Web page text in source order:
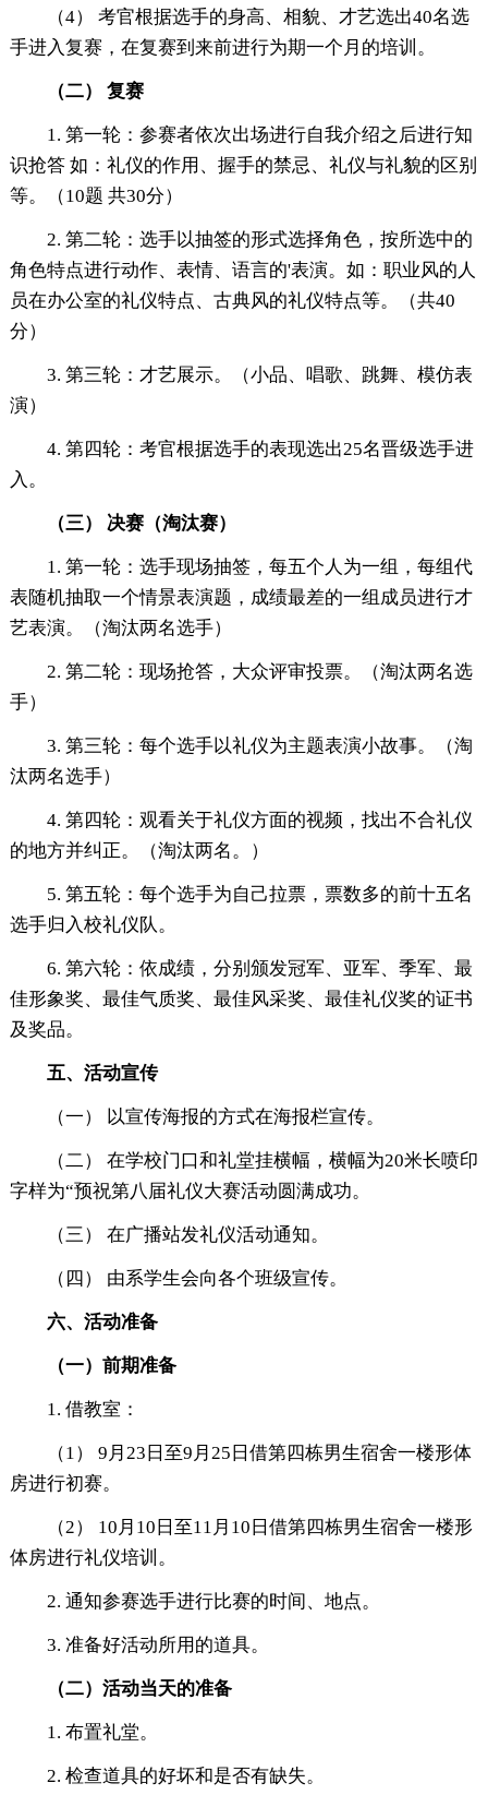
（4） 考官根据选手的身高、相貌、才艺选出40名选
手进入复赛，在复赛到来前进行为期一个月的培训。
（二） 复赛
1. 第一轮：参赛者依次出场进行自我介绍之后进行知
识抢答 如：礼仪的作用、握手的禁忌、礼仪与礼貌的区别
等。（10题 共30分）
2. 第二轮：选手以抽签的形式选择角色，按所选中的
角色特点进行动作、表情、语言的'表演。如：职业风的人
员在办公室的礼仪特点、古典风的礼仪特点等。（共40
分）
3. 第三轮：才艺展示。（小品、唱歌、跳舞、模仿表
演）
4. 第四轮：考官根据选手的表现选出25名晋级选手进
入。
（三） 决赛（淘汰赛）
1. 第一轮：选手现场抽签，每五个人为一组，每组代
表随机抽取一个情景表演题，成绩最差的一组成员进行才
艺表演。（淘汰两名选手）
2. 第二轮：现场抢答，大众评审投票。（淘汰两名选
手）
3. 第三轮：每个选手以礼仪为主题表演小故事。（淘
汰两名选手）
4. 第四轮：观看关于礼仪方面的视频，找出不合礼仪
的地方并纠正。（淘汰两名。）
5. 第五轮：每个选手为自己拉票，票数多的前十五名
选手归入校礼仪队。
6. 第六轮：依成绩，分别颁发冠军、亚军、季军、最
佳形象奖、最佳气质奖、最佳风采奖、最佳礼仪奖的证书
及奖品。
五、活动宣传
（一） 以宣传海报的方式在海报栏宣传。
（二） 在学校门口和礼堂挂横幅，横幅为20米长喷印
字样为“预祝第八届礼仪大赛活动圆满成功。
（三） 在广播站发礼仪活动通知。
（四） 由系学生会向各个班级宣传。
六、活动准备
（一）前期准备
1. 借教室：
（1） 9月23日至9月25日借第四栋男生宿舍一楼形体
房进行初赛。
（2） 10月10日至11月10日借第四栋男生宿舍一楼形
体房进行礼仪培训。
2. 通知参赛选手进行比赛的时间、地点。
3. 准备好活动所用的道具。
（二）活动当天的准备
1. 布置礼堂。
2. 检查道具的好坏和是否有缺失。